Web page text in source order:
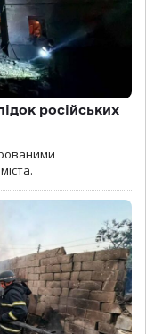
російських